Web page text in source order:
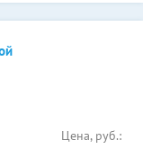
Цена, руб.: